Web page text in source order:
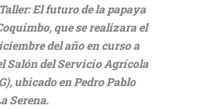
El futuro de la papaya
que se realizara el
del año en curso a
Salón del Servicio Agrícola
ubicado en Pedro Pablo
Serena.